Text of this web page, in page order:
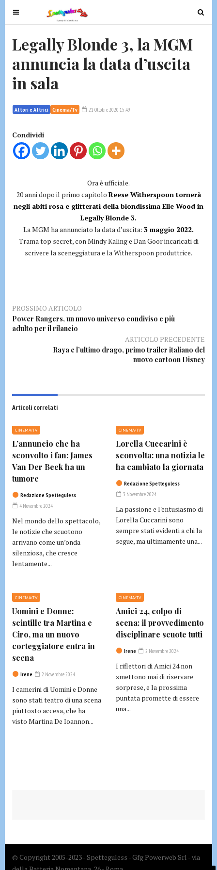
T
o
e
n
v
i
a
t
T
o
Legally Blonde 3, la MGM
annuncia la data d’uscita
in sala
Attori e Attrici Cinema/Tv 21 Ottobre 2020 15:49
Condividi
Ora è ufficiale.
20 anni dopo il primo capitolo Reese Witherspoon tornerà
negli abiti rosa e glitterati della biondissima Elle Wood in
Legally Blonde 3.
La MGM ha annunciato la data d’uscita: 3 maggio 2022.
Trama top secret, con Mindy Kaling e Dan Goor incaricati di
scrivere la sceneggiatura e la Witherspoon produttrice.
PROSSIMO ARTICOLO
Power Rangers, un nuovo universo condiviso e più
adulto per il rilancio
ARTICOLO PRECEDENTE
Raya e l’ultimo drago, primo trailer italiano del
nuovo cartoon Disney
Articoli correlati
CINEMA/TV
L’annuncio che ha
sconvolto i fan: James
Van Der Beek ha un
tumore
Redazione Spetteguless
4 Novembre 2024
Nel mondo dello spettacolo,
le notizie che scuotono
arrivano come un’onda
silenziosa, che cresce
lentamente...
CINEMA/TV
Lorella Cuccarini è
sconvolta: una notizia le
ha cambiato la giornata
Redazione Spetteguless
3 Novembre 2024
La passione e l'entusiasmo di
Lorella Cuccarini sono
sempre stati evidenti a chi la
segue, ma ultimamente una...
CINEMA/TV
Uomini e Donne:
scintille tra Martina e
Ciro, ma un nuovo
corteggiatore entra in
scena
Irene 2 Novembre 2024
I camerini di Uomini e Donne
sono stati teatro di una scena
piuttosto accesa, che ha
visto Martina De Ioannon...
CINEMA/TV
Amici 24, colpo di
scena: il provvedimento
disciplinare scuote tutti
Irene 2 Novembre 2024
I riflettori di Amici 24 non
smettono mai di riservare
sorprese, e la prossima
puntata promette di essere
una...
© Copyright 2005-2023 - Spetteguless - Gfg Powerweb Srl - via